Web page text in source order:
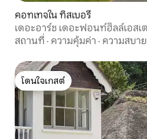
คอทเทจใน ทิสเบอรี
เดอะอาร์ช เดอะฟอนท์ฮิลล์เอสเ
สถานที่ · ความคุ้มค่า · ความสบาย
โดนใจเกสต์
โดนใจเกสต์